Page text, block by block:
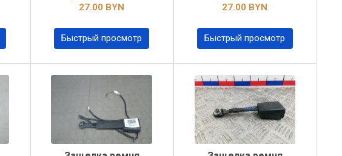
27.00 BYN
Быстрый просмотр
27.00 BYN
Быстрый просмотр